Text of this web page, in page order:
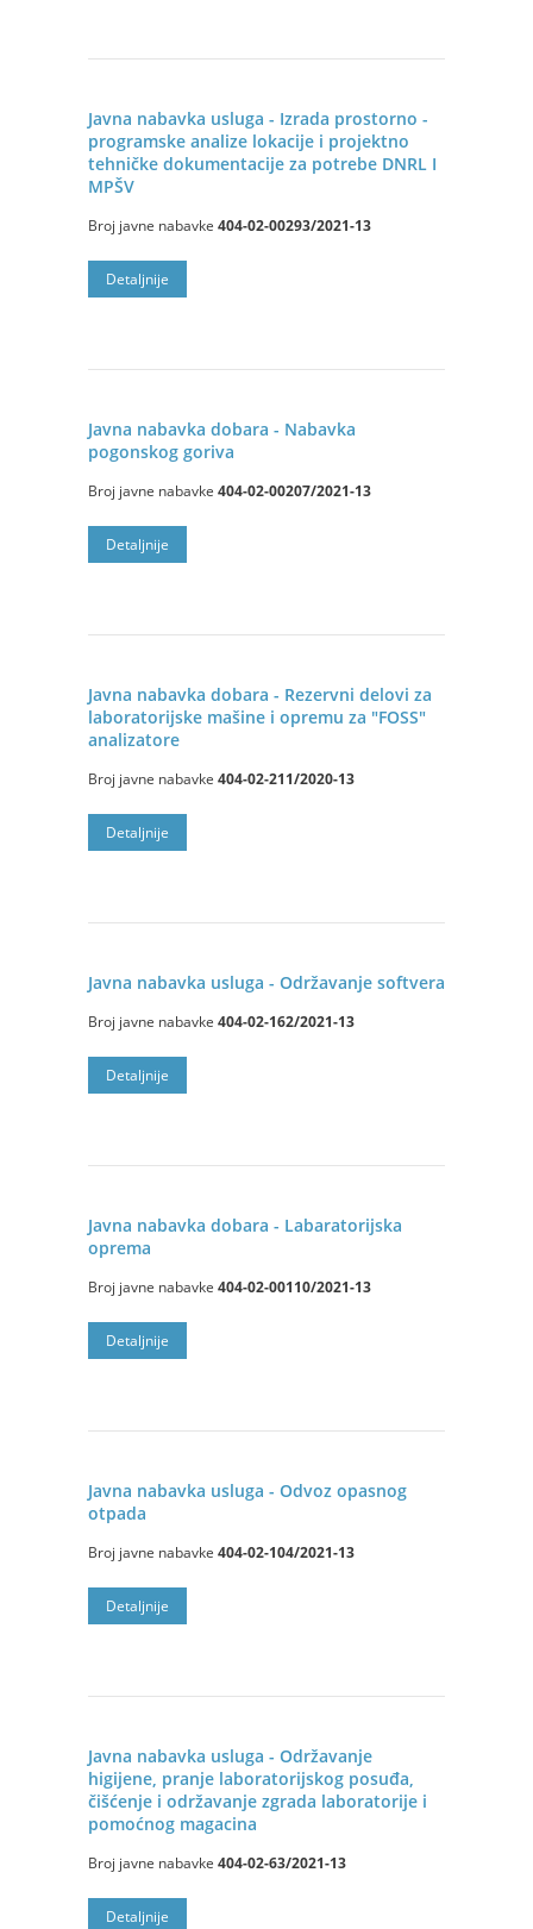
Javna nabavka usluga - Izrada prostorno -
programske analize lokacije i projektno
tehničke dokumentacije za potrebe DNRL I
MPŠV
Broj javne nabavke 404-02-00293/2021-13
Detalјnije
Javna nabavka dobara - Nabavka
pogonskog goriva
Broj javne nabavke 404-02-00207/2021-13
Detalјnije
Javna nabavka dobara - Rezervni delovi za
laboratorijske mašine i opremu za "FOSS"
analizatore
Broj javne nabavke 404-02-211/2020-13
Detalјnije
Javna nabavka usluga - Održavanje softvera
Broj javne nabavke 404-02-162/2021-13
Detalјnije
Javna nabavka dobara - Labaratorijska
oprema
Broj javne nabavke 404-02-00110/2021-13
Detaljnije
Javna nabavka usluga - Odvoz opasnog
otpada
Broj javne nabavke 404-02-104/2021-13
Detalјnije
Javna nabavka usluga - Održavanje
higijene, pranje laboratorijskog posuđa,
čišćenje i održavanje zgrada laboratorije i
pomoćnog magacina
Broj javne nabavke 404-02-63/2021-13
Detalјnije